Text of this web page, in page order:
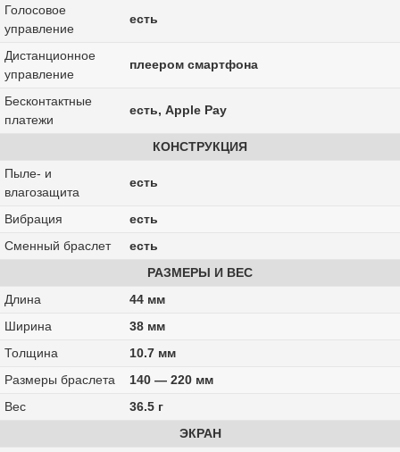
Голосовое
управление
есть
Дистанционное
управление
плеером смартфона
Бесконтактные
платежи
есть, Apple Pay
КОНСТРУКЦИЯ
Пыле- и
влагозащита
есть
Вибрация
есть
Сменный браслет
есть
РАЗМЕРЫ И ВЕС
Длина
44 мм
Ширина
38 мм
Толщина
10.7 мм
Размеры браслета
140 — 220 мм
Вес
36.5 г
ЭКРАН